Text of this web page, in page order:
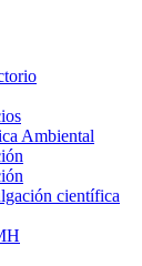
Ambiental
científica